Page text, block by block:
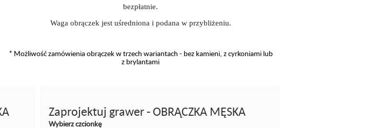
bezpłatnie.
Waga obrączek jest uśredniona i podana w przybliżeniu.
* Możliwość zamówienia obrączek w trzech wariantach - bez kamieni, z cyrkoniami lub
z brylantami
Zaprojektuj grawer - OBRĄCZKA MĘSKA
Wybierz czcionkę